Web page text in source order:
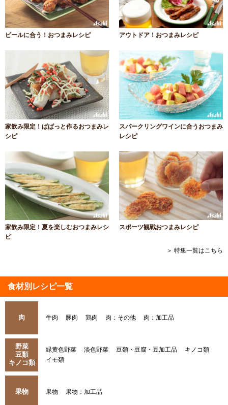
ビールに合う！おつまみレシピ アウトドア！おつまみレシピ
家飲み限定！ぱぱっと作るおつまみレ
シピ
スパークリングワインに合うおつまみ
レシピ
家飲み限定！夏を楽しむおつまみレシ
ピ
スポーツ観戦おつまみレシピ
＞ 特集一覧はこちら
食材別レシピ一覧
肉 牛肉 豚肉 鶏肉 肉：その他 肉：加工品
野菜
豆類
キノコ類
緑黄色野菜 淡色野菜 豆類・豆腐・豆加工品
キノコ類
イモ類
果物 果物 果物：加工品